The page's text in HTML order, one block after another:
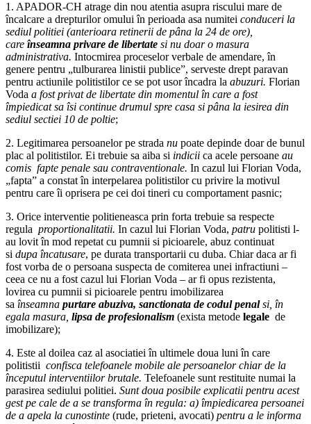
1. APADOR-CH atrage din nou atentia asupra riscului mare de
încalcare a drepturilor omului în perioada asa numitei conduceri la
sediul politiei (anterioara retinerii de pâna la 24 de ore),
care înseamna privare de libertate si nu doar o masura
administrativa. Intocmirea proceselor verbale de amendare, în
genere pentru „tulburarea linistii publice”, serveste drept paravan
pentru actiunile politistilor ce se pot usor încadra la abuzuri. Florian
Voda a fost privat de libertate din momentul în care a fost
împiedicat sa îsi continue drumul spre casa si pâna la iesirea din
sediul sectiei 10 de poltie;
2. Legitimarea persoanelor pe strada nu poate depinde doar de bunul
plac al politistilor. Ei trebuie sa aiba si indicii ca acele persoane au
comis fapte penale sau contraventionale. In cazul lui Florian Voda,
„fapta” a constat în interpelarea politistilor cu privire la motivul
pentru care îi oprisera pe cei doi tineri cu comportament pasnic;
3. Orice interventie politieneasca prin forta trebuie sa respecte
regula proportionalitatii. In cazul lui Florian Voda, patru politisti l-
au lovit în mod repetat cu pumnii si picioarele, abuz continuat
si dupa încatusare, pe durata transportarii cu duba. Chiar daca ar fi
fost vorba de o persoana suspecta de comiterea unei infractiuni –
ceea ce nu a fost cazul lui Florian Voda – ar fi opus rezistenta,
lovirea cu pumnii si picioarele pentru imobilizarea
sa înseamna purtare abuziva, sanctionata de codul penalsi, în
egala masura, lipsa de profesionalism (exista metode legale de
imobilizare);
4. Este al doilea caz al asociatiei în ultimele doua luni în care
politistii confisca telefoanele mobile ale persoanelor chiar de la
începutul interventiilor brutale. Telefoanele sunt restituite numai la
parasirea sediului politiei. Sunt doua posibile explicatii pentru acest
gest pe cale de a se transforma în regula: a) împiedicarea persoanei
de a apela la cunostinte (rude, prieteni, avocati) pentru a le informa